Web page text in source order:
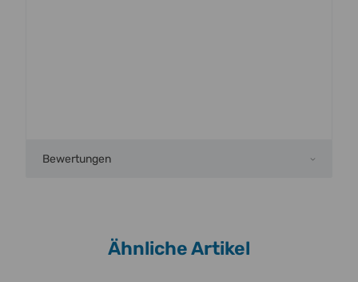
Bewertungen
Ähnliche Artikel